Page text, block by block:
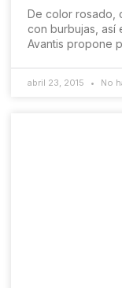
De color rosado,
con burbujas, así
Avantis propone
abril 23, 2015 No